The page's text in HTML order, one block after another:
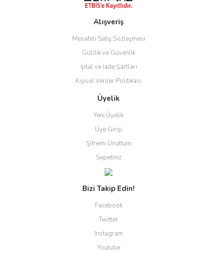
Alışveriş
Mesafeli Satış Sözleşmesi
Gizlilik ve Güvenlik
İptal ve İade Şartları
Kişisel Veriler Politikası
Üyelik
Yeni Üyelik
Üye Girişi
Şifremi Unuttum
Sepetiniz
Bizi Takip Edin!
Facebook
Twitter
Instagram
Youtube